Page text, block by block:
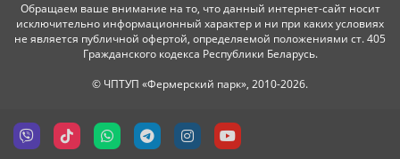
Обращаем ваше внимание на то, что данный интернет-сайт носит
исключительно информационный характер и ни при каких условиях
не является публичной офертой, определяемой положениями ст. 405
Гражданского кодекса Республики Беларусь.
© ЧПТУП «Фермерский парк», 2010-2026.